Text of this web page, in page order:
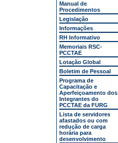
Manual de
Procedimentos
Legislação
Informações
RH Informativo
Memoriais RSC-
PCCTAE
Lotação Global
Boletim de Pessoal
Programa de
Capacitação e
Aperfeiçoamento dos
Integrantes do
PCCTAE da FURG
Lista de servidores
afastados ou com
redução de carga
horária para
desenvolvimento